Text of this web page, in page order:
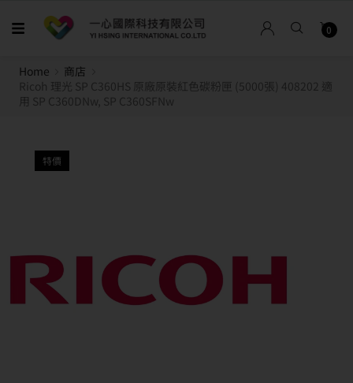
0
Home
商店
Ricoh 理光 SP C360HS 原廠原裝紅色碳粉匣 (5000張) 408202 適
用 SP C360DNw, SP C360SFNw
特價